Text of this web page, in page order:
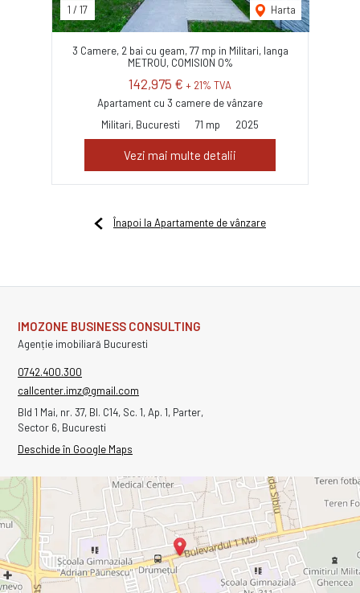
1 / 17 Harta
3 Camere, 2 bai cu geam, 77 mp in Militari, langa
METROU, COMISION 0%
142,975 € + 21% TVA
Apartament cu 3 camere de vânzare
Militari, Bucuresti
71 mp 2025
Vezi mai multe detalii
Înapoi la Apartamente de vânzare
IMOZONE BUSINESS CONSULTING
Agenție imobiliară Bucuresti
0742.400.300
callcenter.imz@gmail.com
Bld 1 Mai, nr. 37, Bl. C14, Sc. 1, Ap. 1, Parter,
Sector 6, Bucuresti
Deschide în Google Maps